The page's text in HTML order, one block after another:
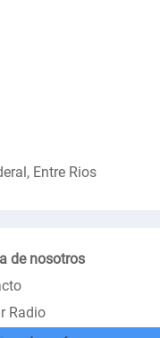
Entre Rios
de nosotros
Radio